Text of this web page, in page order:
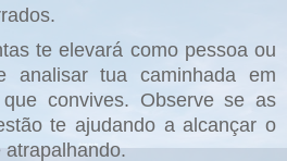
te elevará como pessoa ou
analisar tua caminhada em
convives. Observe se as
te ajudando a alcançar o
atrapalhando.